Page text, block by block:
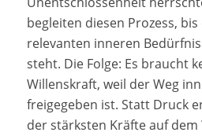
begleiten diesen Prozess,
relevanten inneren
steht. Die Folge: Es braucht
Willenskraft, weil der Weg
freigegeben ist. Statt Druck
der stärksten Kräfte auf dem